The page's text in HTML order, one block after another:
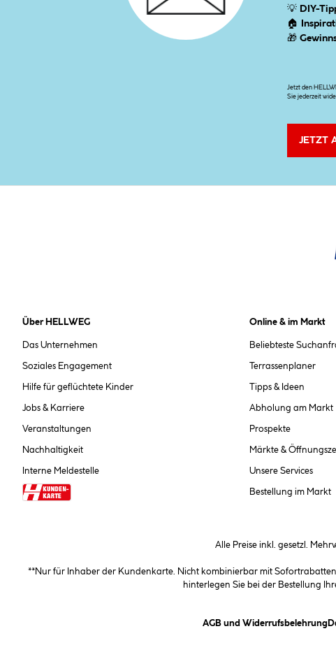
💡 DIY-
🏠
🎁
Jetzt den
Sie jederzeit
JETZT
Über HELLWEG
Das Unternehmen
Soziales Engagement
Hilfe für geflüchtete Kinder
Jobs & Karriere
Veranstaltungen
Nachhaltigkeit
Interne Meldestelle
Online & im Markt
Beliebteste
Terrassenplaner
Tipps & Ideen
Abholung am Markt
Prospekte
Märkte &
Unsere Services
Bestellung im Markt
Alle Preise inkl. gesetzl.
**Nur für Inhaber der Kundenkarte. Nicht kombinierbar mit
hinterlegen Sie bei der Bestellung
AGB und Widerrufsbelehrung